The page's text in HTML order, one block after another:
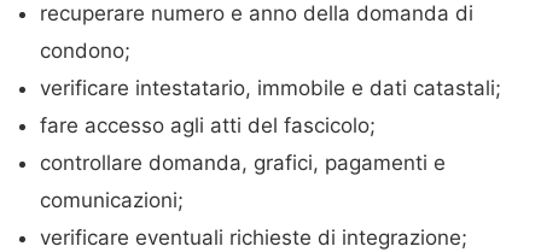
recuperare numero e anno della domanda di
condono;
verificare intestatario, immobile e dati catastali;
fare accesso agli atti del fascicolo;
controllare domanda, grafici, pagamenti e
comunicazioni;
verificare eventuali richieste di integrazione;